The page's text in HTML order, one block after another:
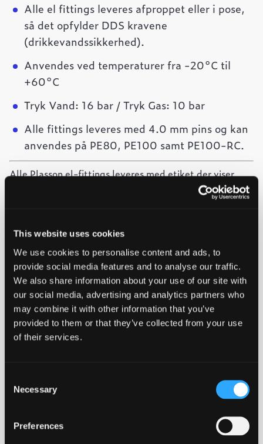
This website uses cookies
We use cookies to personalise content and ads, to
provide social media features and to analyse our traffic.
We also share information about your use of our site with
our social media, advertising and analytics partners who
may combine it with other information that you’ve
provided to them or that they’ve collected from your use
of their services.
Selection
Necessary
Preferences
Alle el fittings leveres afproppet eller i pose,
så det opfylder DDS kravene
(drikkevandssikkerhed).
Anvendes ved temperaturer fra -20°C til
+60°C
Tryk Vand: 16 bar / Tryk Gas: 10 bar
Alle fittings leveres med 4.0 mm pins og kan
anvendes på PE80, PE100 samt PE100-RC.
Alle Plasson el-fittings leveres med etiket der viser
stregkode til brug for svejsning samt stregkode, der
sikrer sporbarhed samt information om køletid. På
enkelte stykke fittings er kompatibelt med.
Ulefos anbefaler at disse produkter kun svejses af
montører med svejsecertifikat.
-
+ Føj til forespørgsel
Lang levetid Stort svejseareal